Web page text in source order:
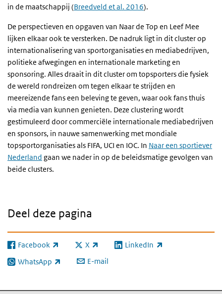
in de maatschappij (Breedveld et al. 2016).
De perspectieven en opgaven van Naar de Top en Leef Mee
lijken elkaar ook te versterken. De nadruk ligt in dit cluster op
internationalisering van sportorganisaties en mediabedrijven,
politieke afwegingen en internationale marketing en
sponsoring. Alles draait in dit cluster om topsporters die fysiek
de wereld rondreizen om tegen elkaar te strijden en
meereizende fans een beleving te geven, waar ook fans thuis
via media van kunnen genieten. Deze clustering wordt
gestimuleerd door commerciële internationale mediabedrijven
en sponsors, in nauwe samenwerking met mondiale
topsportorganisaties als FIFA, UCI en IOC. In Naar een sportiever
Nederland gaan we nader in op de beleidsmatige gevolgen van
beide clusters.
Deel deze pagina
Facebook
(externe link) X
(externe link) LinkedIn
(externe link)
WhatsApp
(externe link) E-mail